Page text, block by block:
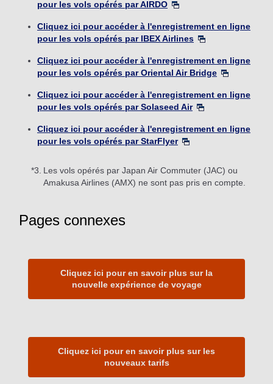
pour les vols opérés par AIRDO
Cliquez ici pour accéder à l'enregistrement en ligne
pour les vols opérés par IBEX Airlines
Cliquez ici pour accéder à l'enregistrement en ligne
pour les vols opérés par Oriental Air Bridge
Cliquez ici pour accéder à l'enregistrement en ligne
pour les vols opérés par Solaseed Air
Cliquez ici pour accéder à l'enregistrement en ligne
pour les vols opérés par StarFlyer
*3. Les vols opérés par Japan Air Commuter (JAC) ou
Amakusa Airlines (AMX) ne sont pas pris en compte.
Pages connexes
Cliquez ici pour en savoir plus sur la
nouvelle expérience de voyage
Cliquez ici pour en savoir plus sur les
nouveaux tarifs